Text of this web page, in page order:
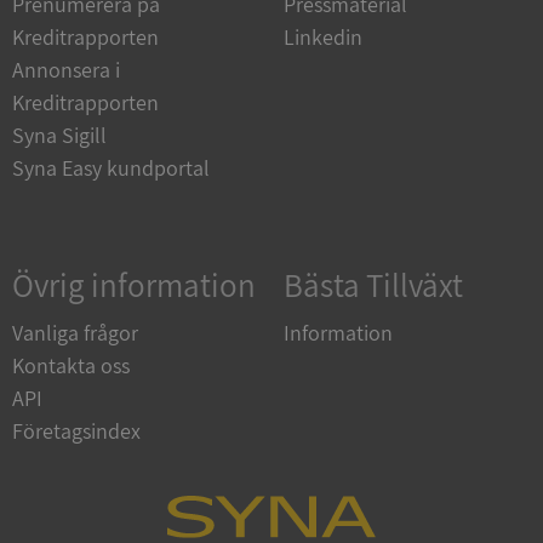
Kreditrapporten
Annonsera i
Kreditrapporten
Syna Sigill
Syna Easy kundportal
Linkedin
Övrig information
Vanliga frågor
Kontakta oss
API
Företagsindex
Bästa Tillväxt
Information
Strikt nödvändiga kakor tillåter
och kontohantering. Webbplatsen kan inte
användas ordentligt utan strikt nödvändiga cookies.
Namn
__RequestVerificationToken
.youtube.com